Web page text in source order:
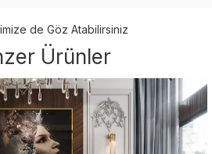
de Göz Atabilirsiniz
Ürünler